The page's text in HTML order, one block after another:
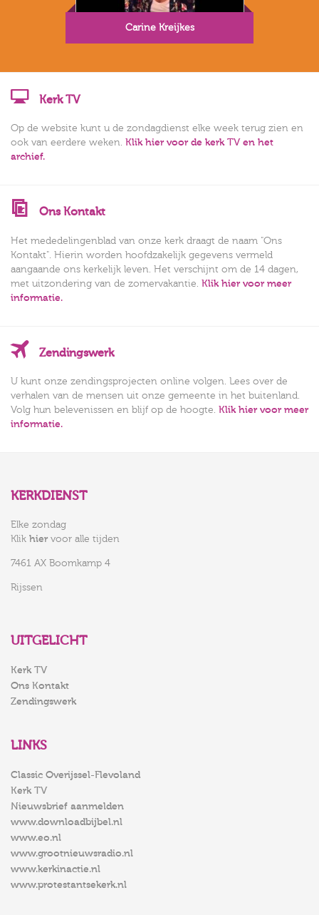
Carine Kreijkes
Kerk TV
Op de website kunt u de zondagdienst elke week terug zien en
ook van eerdere weken. Klik hier voor de kerk TV en het
archief.
Ons Kontakt
Het mededelingenblad van onze kerk draagt de naam "Ons
Kontakt". Hierin worden hoofdzakelijk gegevens vermeld
aangaande ons kerkelijk leven. Het verschijnt om de 14 dagen,
met uitzondering van de zomervakantie. Klik hier voor meer
informatie.
Zendingswerk
U kunt onze zendingsprojecten online volgen. Lees over de
verhalen van de mensen uit onze gemeente in het buitenland.
Volg hun belevenissen en blijf op de hoogte. Klik hier voor meer
informatie.
KERKDIENST
Elke zondag
Klik hier voor alle tijden
7461 AX Boomkamp 4
Rijssen
UITGELICHT
Kerk TV
Ons Kontakt
Zendingswerk
LINKS
Classic Overijssel-Flevoland
Kerk TV
Nieuwsbrief aanmelden
www.downloadbijbel.nl
www.eo.nl
www.grootnieuwsradio.nl
www.kerkinactie.nl
www.protestantsekerk.nl